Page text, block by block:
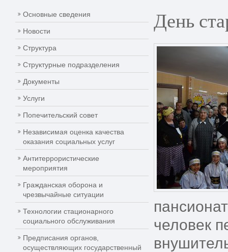
Основные сведения
Новости
Структура
Структурные подразделения
Документы
Услуги
Попечительский совет
Независимая оценка качества
оказания социальных услуг
Антитеррористические
мероприятия
Гражданская оборона и
чрезвычайные ситуации
Технологии стационарного
социального обслуживания
Предписания органов,
осуществляющих государственный
День
человек